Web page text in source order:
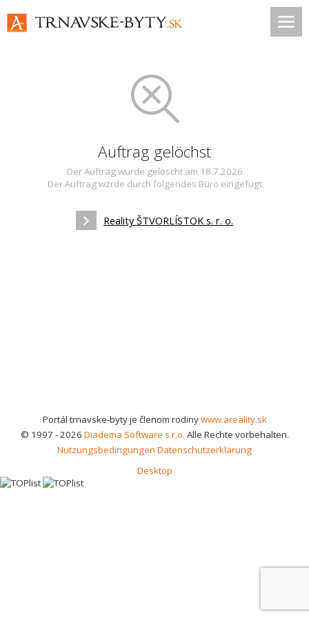
Auftrag gelöchst
Der Auftrag wurde gelöscht am 18.7.2026
Der Auftrag wzrde durch folgendes Büro eingefügt
Reality ŠTVORLÍSTOK s. r. o.
Portál trnavske-byty je členom rodinywww.areality.sk
© 1997 - 2026 Diadema Software s.r.o. Alle Rechte vorbehalten.
Nutzungsbedingungen Datenschutzerklärung
Desktop